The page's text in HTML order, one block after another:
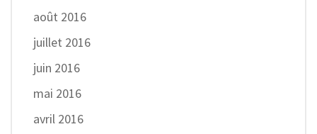
août 2016
juillet 2016
juin 2016
mai 2016
avril 2016